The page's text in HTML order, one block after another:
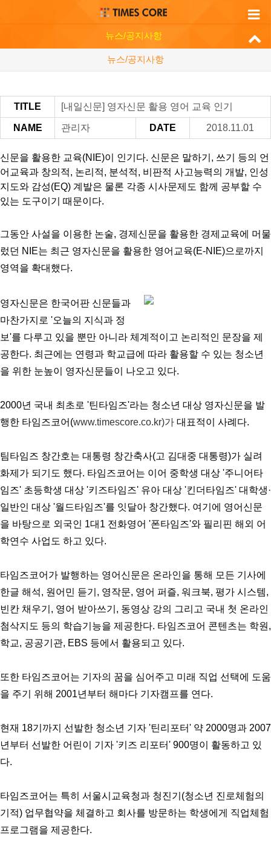
뉴스/공지사항
뉴스/공지사항
TITLE [내일신문] 영자신문 활용 영어 교육 인기
NAME 관리자 DATE 2018.11.01
신문을 활용한 교육(NIE)이 인기다. 신문은 말하기, 쓰기 등의 언
어교육과 창의적, 논리적, 분석적, 비판적 사고능력의 개발, 인성
지도와 감성(EQ) 계발은 물론 각종 시사문제도 함께 공부할 수
있는 도구이기 때문이다.
그동안 사설을 이용한 논술, 경제신문을 활용한 경제교육에 머물
렀던 NIE는 최근 영자신문을 활용한 영어교육(E-NIE)으로까지
영역을 확대했다.
영자신문은 한국어판 신문들과
마찬가지로 '오늘의 지식과 정
보'를 다루고 있을 뿐만 아니라 체계적이고 논리적인 문장을 제
공한다. 최근에는 연령과 학교급에 따라 활용할 수 있는 청소년
을 위한 눈높이 영자신문들이 나오고 있다.
2000년 국내 최초로 '틴타임즈'라는 청소년 대상 영자신문을 발
행한 타임즈코어(www.timescore.co.kr)가 대표적이 사례다.
팀타임즈 창간호는 대통령 창간축사(고 김대중 대통령)가 실려
화제가 되기도 했다. 타임즈코어는 이어 중학생 대상 '주니어타
임즈' 초등학생 대상 '키즈타임즈' 유아 대상 '킨더타임즈' 대학생·
일반인 대상 '월드타임즈'를 잇달아 창간했다. 여기에 영어신문
을 바탕으로 외국인 1대1 전화영어 '폰타임즈'와 필리핀 해외 어
학연수 사업도 하고 있다.
타임즈코어가 발행하는 영어신문은 온라인을 통해 모든 기사에
한글 해석, 원어민 듣기, 영작문, 영어 퍼즐, 워크북, 평가 시스템,
빈칸 채우기, 영어 받아쓰기, 동영상 강의 그리고 국내 첫 온라인
첨삭지도 등의 학습기능을 제공한다. 타임즈코어 콘텐츠는 학원,
학교, 공공기관, EBS 등에서 활용되고 있다.
또한 타임즈코어는 기자의 꿈을 심어주고 미래 직업 선택에 도움
을 주기 위해 2001년부터 해마다 기자캠프를 연다.
현재 18기까지 선발한 청소년 기자 '틴리포터' 약 2000명과 2007
년부터 선발한 어린이 기자 '키즈 리포터' 900명이 활동하고 있
다.
타임즈코어는 특히 서울시교육청과 청진기(청소년 진로체험의
기적) 업무협약을 체결하고 회사를 방문하는 학생에게 직업체험
프로그램을 제공한다.